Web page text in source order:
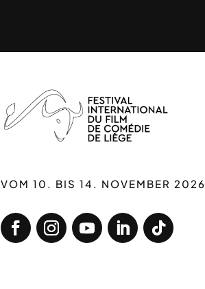
VOM 10. BIS 14. NOVEMBER 2026